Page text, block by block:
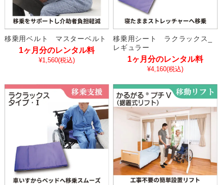
移乗用ベルト マスターベルト
1ヶ月分のレンタル料
¥1,560(税込)
移乗用シート ラクラックス_
レギュラー
1ヶ月分のレンタル料
¥4,160(税込)